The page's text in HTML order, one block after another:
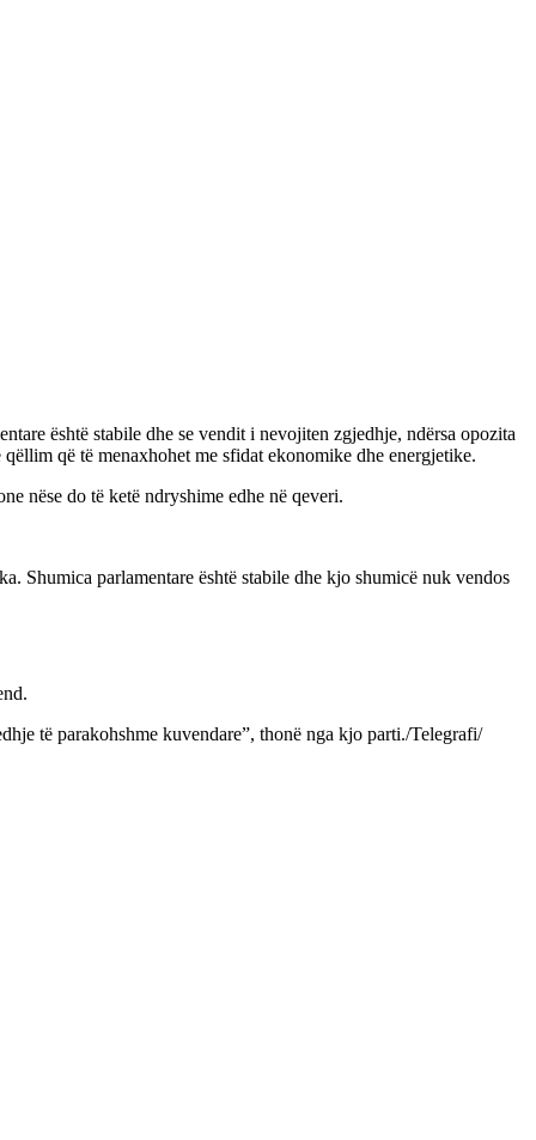
është stabile dhe se vendit i nevojiten zgjedhje, ndërsa opozita
që të menaxhohet me sfidat ekonomike dhe energjetike.
nëse do të ketë ndryshime edhe në qeveri.
Shumica parlamentare është stabile dhe kjo shumicë nuk vendos
të parakohshme kuvendare”, thonë nga kjo parti./Telegrafi/